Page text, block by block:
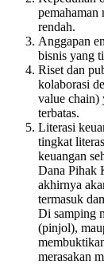
pemahaman
rendah.
Anggapan
bisnis yang
Riset dan
kolaborasi
value chain)
terbatas.
Literasi
tingkat
keuangan
Dana Pihak
akhirnya
termasuk
Di samping
(pinjol),
merasakan